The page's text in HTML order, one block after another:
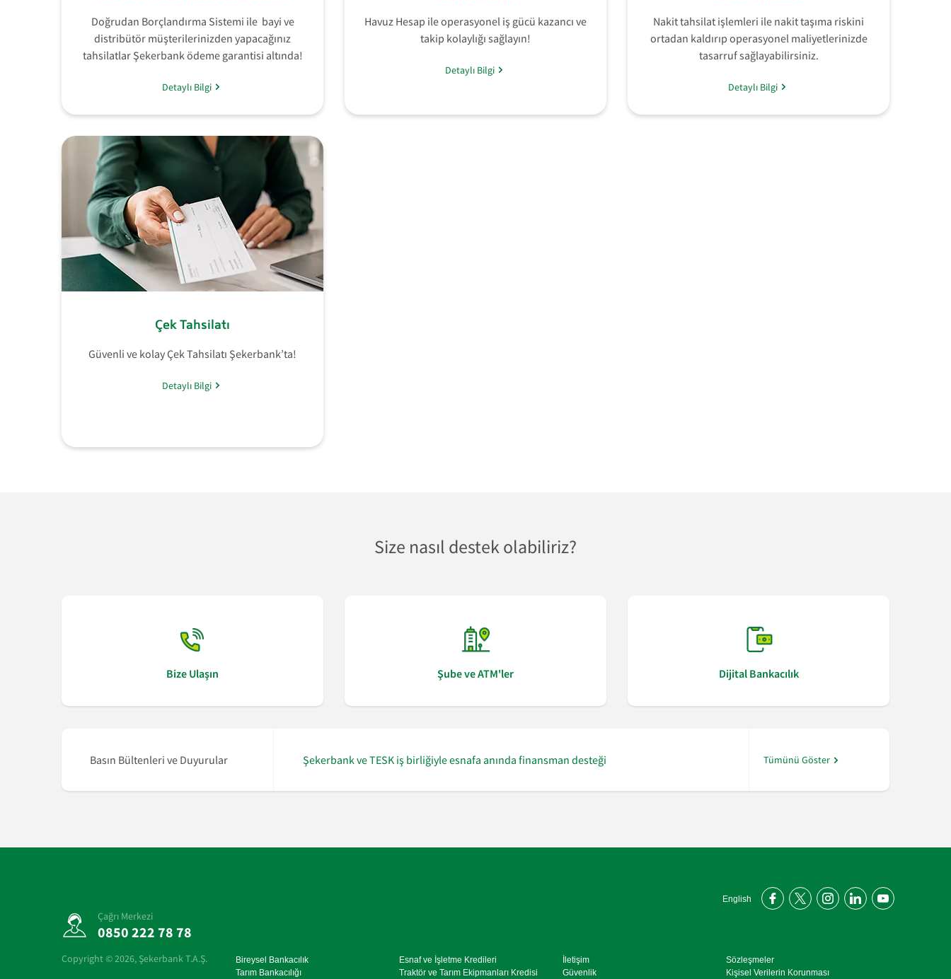
Doğrudan Borçlandırma Sistemi ile bayi ve
distribütör müşterilerinizden yapacağınız
tahsilatlar Şekerbank ödeme garantisi altında!
Detaylı Bilgi
Havuz Hesap ile operasyonel iş gücü kazancı ve
takip kolaylığı sağlayın!
Detaylı Bilgi
Nakit tahsilat işlemleri ile nakit taşıma riskini
ortadan kaldırıp operasyonel maliyetlerinizde
tasarruf sağlayabilirsiniz.
Detaylı Bilgi
Çek Tahsilatı
Güvenli ve kolay Çek Tahsilatı Şekerbank’ta!
Detaylı Bilgi
Size nasıl destek olabiliriz?
Bize Ulaşın Şube ve ATM'ler Dijital Bankacılık
Basın Bültenleri ve Duyurular
Avrupa Fonu EFSE’den 50 milyon euroluk yeni kaynak Şekerbank ve TESK iş birliğiyle esnafa anında finansman desteği “Şekerbank Fon 360” ile yatırım fonları Şeker
Tümünü Göster
English
Çağrı Merkezi
0850 222 78 78
Copyright ©2026, Şekerbank T.A.Ş.
Bireysel Bankacılık
Tarım Bankacılığı
Esnaf ve İşletme Kredileri
Traktör ve Tarım Ekipmanları Kredisi
İletişim
Güvenlik
Sözleşmeler
Kişisel Verilerin Korunması